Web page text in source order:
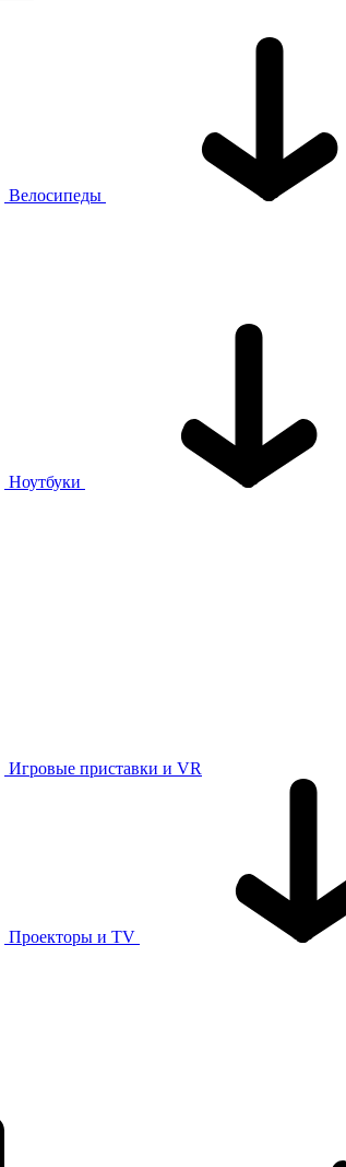
Велосипеды
Ноутбуки
Игровые приставки и VR
Проекторы и TV